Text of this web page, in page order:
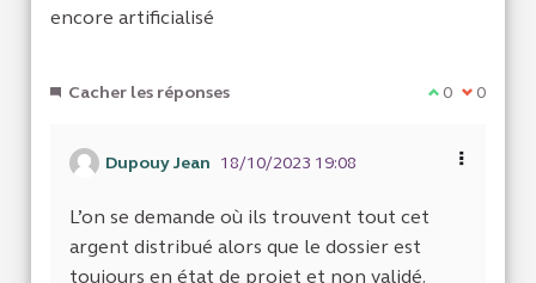
encore artificialisé
Cacher les réponses Je suis
0 Je ne
0
Dupouy Jean 18/10/2023 19:08
L’on se demande où ils trouvent tout cet
argent distribué alors que le dossier est
toujours en état de projet et non validé.